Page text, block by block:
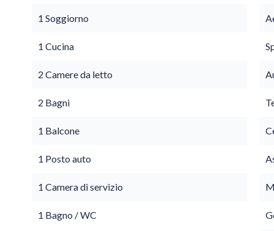
1 Soggiorno
1 Cucina
2 Camere da letto
2 Bagni
1 Balcone
1 Posto auto
1 Camera di servizio
1 Bagno / WC